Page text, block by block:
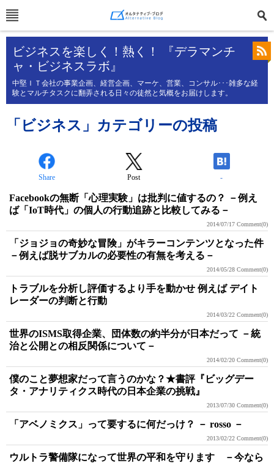
ビジネスを楽しく！熱く！ 『デラマンチ
ャ・ビジネスラボ』
中堅ＩＴ会社の事業企画、経営企画、マーケ、営業、コンサル･･･雑多な経
験とマルチタスクに翻弄される日々の徒然と気概をお届けします。
「ビジネス」カテゴリーの投稿
Share Post -
Facebookの無断「心理実験」は批判に値するの？ －例え
ば「IoT時代」の個人の行動追跡と比較してみる－
2014/07/17 Comment(0)
「ジョジョの奇妙な冒険」がキラーコンテンツとなった件
－例えば脱サブカルの必要性の有無を考える－
2014/05/28 Comment(0)
トラブルを分析し評価するより手を動かせ 例えば デイト
レーダーの判断と行動
2014/03/22 Comment(0)
世界のISMS取得企業、団体数の約半分が日本だって －統
治と公開との相反関係について－
2014/02/20 Comment(0)
僕のこと夢想家だって言うのかな？★書評『ビッグデー
タ・アナリティクス時代の日本企業の挑戦』
2013/07/30 Comment(0)
「アベノミクス」って要するに何だっけ？ － rosso －
2013/02/22 Comment(0)
ウルトラ警備隊になって世界の平和を守ります －今なら